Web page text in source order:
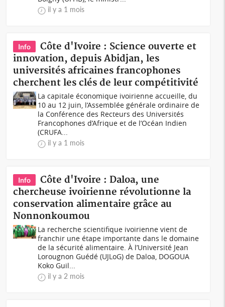
il y a 1 mois
Info
Côte d'Ivoire : Science ouverte et
innovation, depuis Abidjan, les
universités africaines francophones
cherchent les clés de leur compétitivité
La capitale économique ivoirienne accueille, du
10 au 12 juin, l’Assemblée générale ordinaire de
la Conférence des Recteurs des Universités
Francophones d’Afrique et de l’Océan Indien
(CRUFA...
il y a 1 mois
Info
Côte d'Ivoire : Daloa, une
chercheuse ivoirienne révolutionne la
conservation alimentaire grâce au
Nonnonkoumou
La recherche scientifique ivoirienne vient de
franchir une étape importante dans le domaine
de la sécurité alimentaire. À l’Université Jean
Lorougnon Guédé (UJLoG) de Daloa, DOGOUA
Koko Guil...
il y a 2 mois